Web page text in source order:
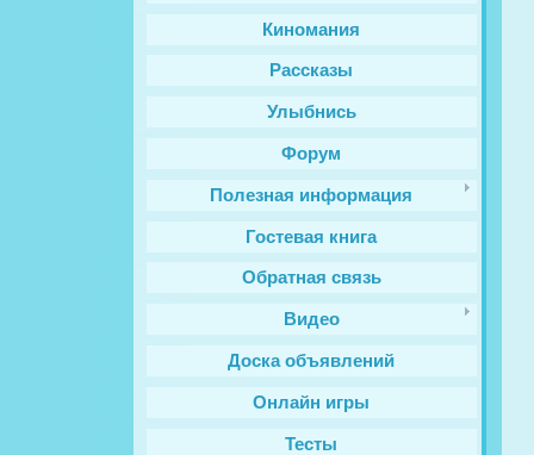
Киномания
Рассказы
Улыбнись
Форум
Полезная информация
Гостевая книга
Обратная связь
Видео
Доска объявлений
Онлайн игры
Тесты